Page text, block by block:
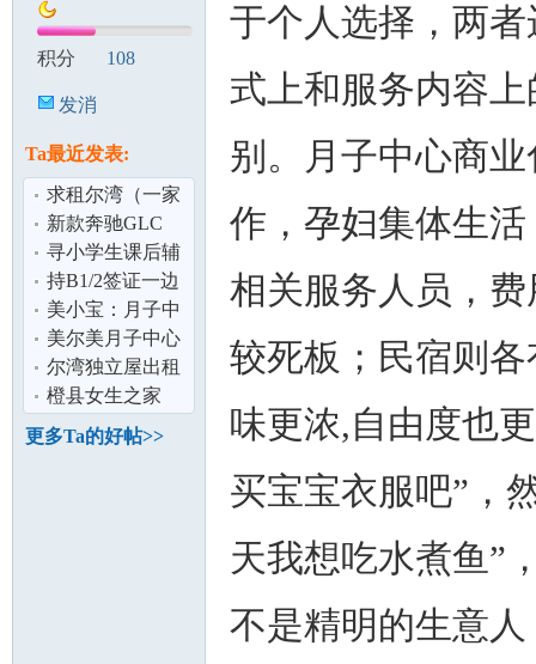
积分 108
发消
Ta最近发表:
求租尔湾（一家
三口,6月入住）
新款奔驰GLC
$900/月,含全保及
雨伞险
寻小学生课后辅
导在尔湾
持B1/2签证一边
让孩子在美国上
学一边找机会
美小宝：月子中
心都在洛杉矶？
美尔美月子中心
尔湾独立屋出租
橙县女生之家
（dog friendly）
更多Ta的好帖>>
于个人选择，两
式上和服务内容上
别。月子中心商业
作，孕妇集体生
相关服务人员，
较死板；民宿则
味更浓,自由度也
买宝宝衣服吧”，
天我想吃水煮鱼”
不是精明的生意